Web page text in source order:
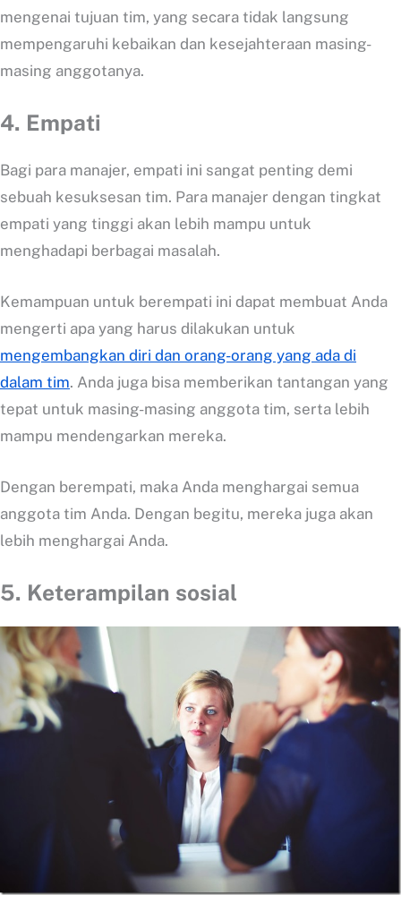
mengenai tujuan tim, yang secara tidak langsung
mempengaruhi kebaikan dan kesejahteraan masing-
masing anggotanya.
4. Empati
Bagi para manajer, empati ini sangat penting demi
sebuah kesuksesan tim. Para manajer dengan tingkat
empati yang tinggi akan lebih mampu untuk
menghadapi berbagai masalah.
Kemampuan untuk berempati ini dapat membuat Anda
mengerti apa yang harus dilakukan untuk
mengembangkan diri dan orang-orang yang ada di
dalam tim. Anda juga bisa memberikan tantangan yang
tepat untuk masing-masing anggota tim, serta lebih
mampu mendengarkan mereka.
Dengan berempati, maka Anda menghargai semua
anggota tim Anda. Dengan begitu, mereka juga akan
lebih menghargai Anda.
5. Keterampilan sosial